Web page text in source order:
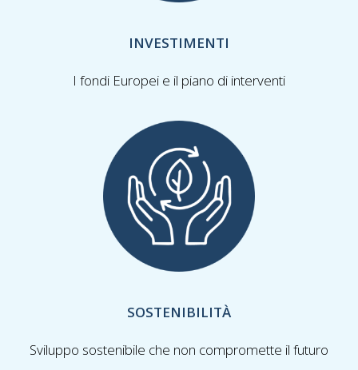
INVESTIMENTI
I fondi Europei e il piano di interventi
SOSTENIBILITÀ
Sviluppo sostenibile che non compromette il futuro